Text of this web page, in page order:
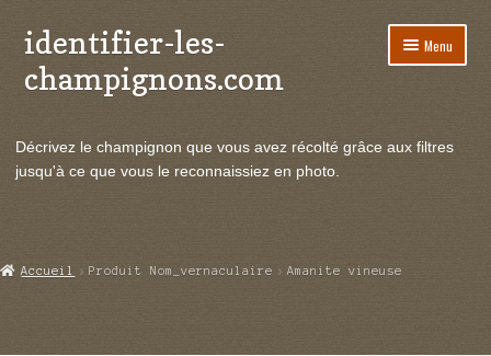
Aller
à
la
Aller
au
contenu
identifier-les-
champignons.com
Menu
le
Actualités
Echanges et contacts
Décrivez le champignon que vous avez récolté grâce aux filtres
jusqu'à ce que vous le reconnaissiez en photo.
Accueil Produit Nom_vernaculaire Amanite vineuse